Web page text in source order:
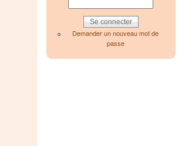
Demander un nouveau mot de
passe